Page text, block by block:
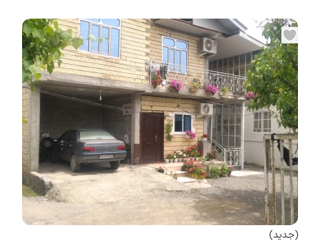
(جدید)